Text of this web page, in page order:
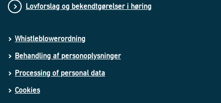
Lovforslag og bekendtgørelser i høring
Whistleblowerordning
Behandling af personoplysninger
Processing of personal data
Cookies